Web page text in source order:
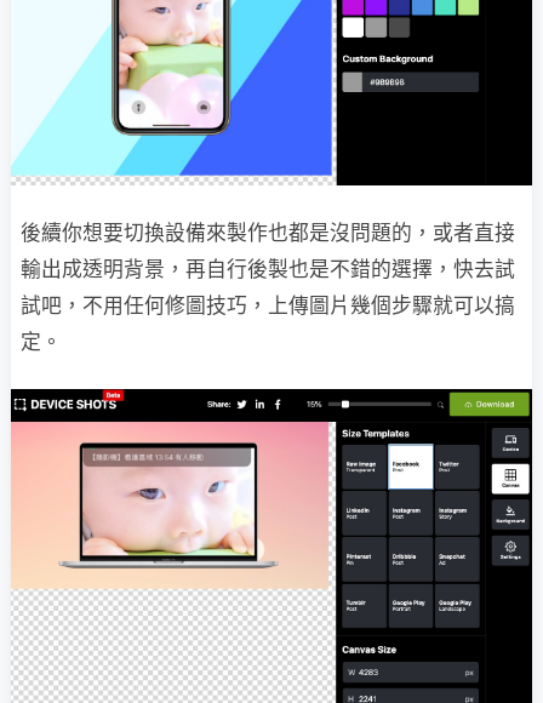
後續你想要切換設備來製作也都是沒問題的，或者直接
輸出成透明背景，再自行後製也是不錯的選擇，快去試
試吧，不用任何修圖技巧，上傳圖片幾個步驟就可以搞
定。